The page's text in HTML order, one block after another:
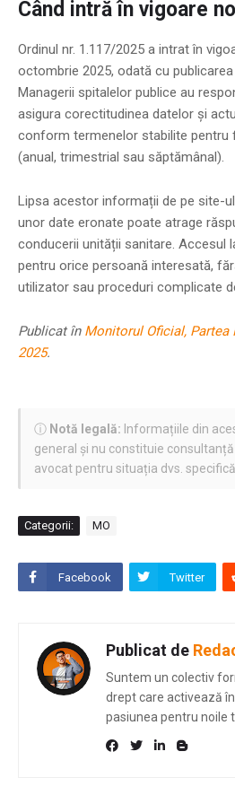
Când intră în vigoare
Ordinul nr. 1.117/2025 a intrat în
octombrie 2025, odată cu
Managerii spitalelor publice au
asigura corectitudinea datelor și
conform termenelor stabilite pentru
(anual, trimestrial sau săptămânal).
Lipsa acestor informații de pe site-
unor date eronate poate atrage
conducerii unității sanitare. Accesul
pentru orice persoană interesată,
utilizator sau proceduri complicate
Publicat în Monitorul Oficial, Partea
2025.
ⓘ Notă legală: Informațiile din
general și nu constituie
avocat pentru situația dvs. specifică.
Categorii: MO
Facebook Twitter
Publicat de
Suntem un colectiv
drept care activează
pasiunea pentru noile